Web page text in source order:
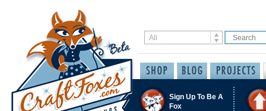
Sign Up To Be A
Fox